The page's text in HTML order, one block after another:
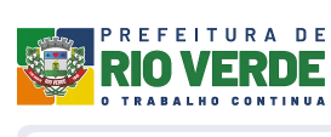
conteúdo